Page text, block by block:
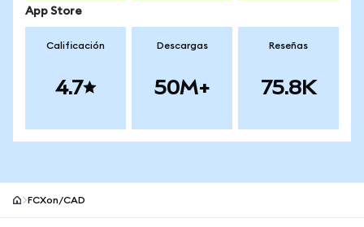
App Store
Calificación
4.7
Descargas
50M+
Reseñas
75.8K
FCXon/CAD